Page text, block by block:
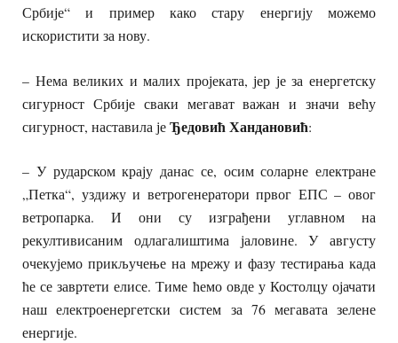
Србије“ и пример како стару енергију можемо
искористити за нову.
– Нема великих и малих пројеката, јер је за енергетску
сигурност Србије сваки мегават важан и значи већу
сигурност, наставила јеЂедовић Хандановић:
– У рударском крају данас се, осим соларне електране
„Петка“, уздижу и ветрогенератори првог ЕПС – овог
ветропарка. И они су изграђени углавном на
рекултивисаним одлагалиштима јаловине. У августу
очекујемо прикључење на мрежу и фазу тестирања када
ће се завртети елисе. Тиме ћемо овде у Костолцу ојачати
наш електроенергетски систем за 76 мегавата зелене
енергије.